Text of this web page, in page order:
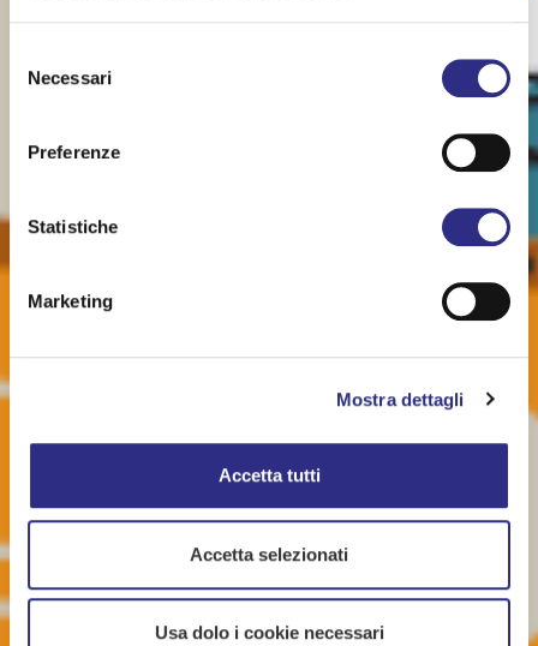
delNecessari
Preferenze
Statistiche
Marketing
Mostra dettagli
Accetta tutti
Accetta selezionati
Usa dolo i cookie necessari